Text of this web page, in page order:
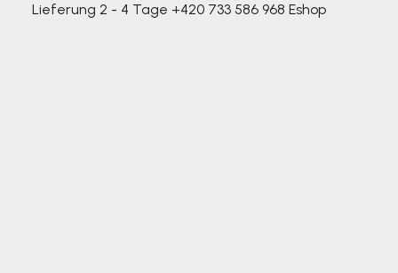
Lieferung 2 - 4 Tage +420 733 586 968 Eshop